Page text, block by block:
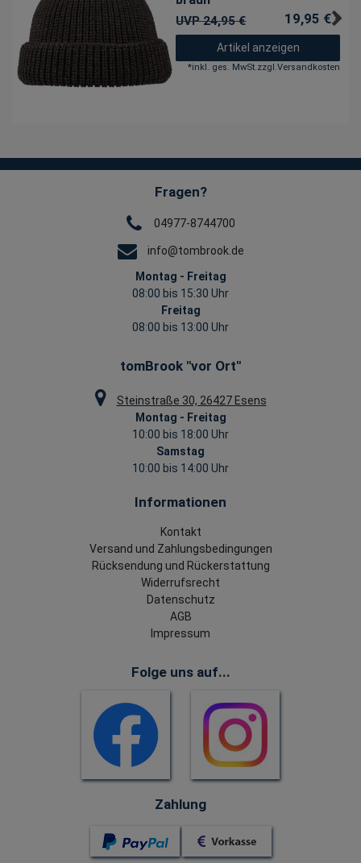
UVP 24,95 € 19,95 € *
Artikel anzeigen
*inkl. ges. MwSt.zzgl.Versandkosten
Fragen?
04977-8744700
info@tombrook.de
Montag - Freitag
08:00 bis 15:30 Uhr
Freitag
08:00 bis 13:00 Uhr
tomBrook "vor Ort"
Steinstraße 30, 26427 Esens
Montag - Freitag
10:00 bis 18:00 Uhr
Samstag
10:00 bis 14:00 Uhr
Informationen
Kontakt
Versand und Zahlungsbedingungen
Rücksendung und Rückerstattung
Widerrufsrecht
Datenschutz
AGB
Impressum
Folge uns auf...
Zahlung